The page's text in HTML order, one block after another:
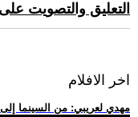
التعليق والتصويت
اخر الافلام
.. مهدي لعريبي: من السينما